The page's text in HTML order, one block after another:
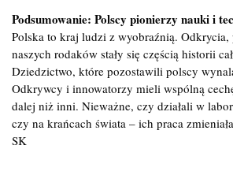
Podsumowanie: Polscy pionierzy nauki i
Polska to kraj ludzi z wyobraźnią. Odkrycia,
naszych rodaków stały się częścią historii
Dziedzictwo, które pozostawili polscy
Odkrywcy i innowatorzy mieli wspólną
dalej niż inni. Nieważne, czy działali w
czy na krańcach świata – ich praca
SK